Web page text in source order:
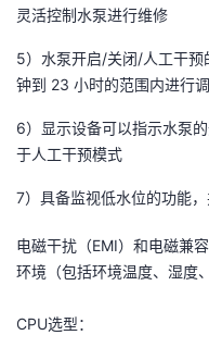
证
实
验
的
收
藏
支
持
声
建
议
灵活控制水泵进行维修
5）水泵开启/关闭/人工干
钟到 23 小时的范围内进行
6）显示设备可以指示水泵
于人工干预模式
7）具备监视低水位的功能
电磁干扰（EMI）和电磁兼
环境（包括环境温度、湿度
CPU选型：